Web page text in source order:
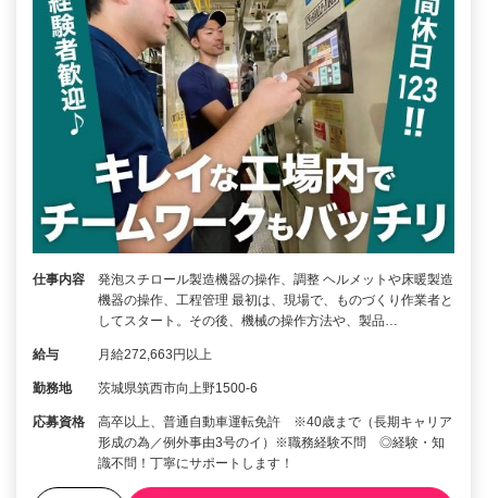
仕事内容
発泡スチロール製造機器の操作、調整 ヘルメットや床暖製造
機器の操作、工程管理 最初は、現場で、ものづくり作業者と
してスタート。その後、機械の操作方法や、製品…
給与 月給272,663円以上
勤務地 茨城県筑西市向上野1500-6
応募資格
高卒以上、普通自動車運転免許 ※40歳まで（長期キャリア
形成の為／例外事由3号のイ）※職務経験不問 ◎経験・知
識不問！丁寧にサポートします！